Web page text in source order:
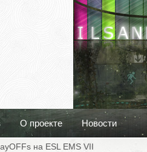
О проекте Новости
на ESL EMS VII